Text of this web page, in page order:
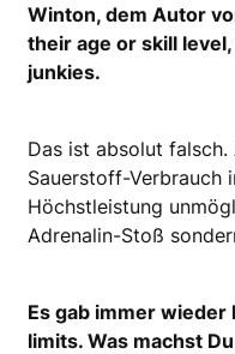
Winton, dem Autor
their age or skill
junkies.
Das ist absolut
Sauerstoff-Verbrauch
Höchstleistung
Adrenalin-Stoß
Es gab immer wieder
limits. Was machst